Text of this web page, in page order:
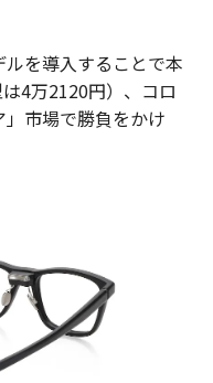
を導入することで本
4万2120円）、コロ
市場で勝負をかけ